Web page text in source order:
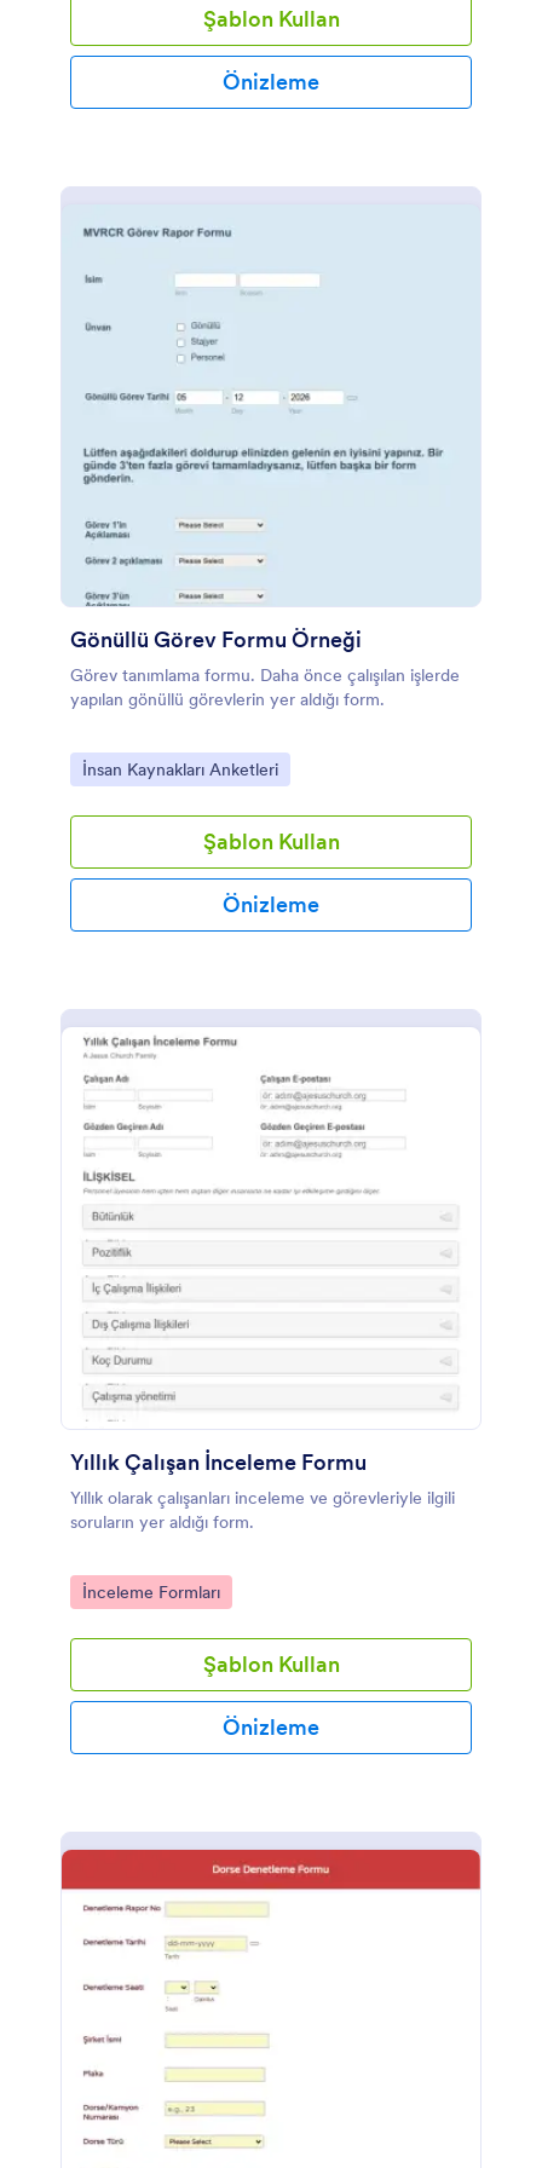
edebilirler.Bu ücretsiz Tesisat Denetimi Kontrol
Listesini ihtiyaçlarınıza göre tamamen
özelleştirebilirsiniz. Kontrol listesi öğelerini
güncelleyebilir veya yenilerini ekleyebilir, logonuzu
Drive veya Dropbox gibi başka uygulamalar
entegrasyonları sayesinde kontrol listesi
olarak senkronize edebilirsiniz. Bu kontrol listesi
doldurulabilir. Şimdi online olun ve Jotform ile işinizi
daha iyi yönetin.
Şablon Kullan
Önizleme
Gönüllü Görev Formu Örneği
Görev tanımlama formu. Daha önce çalışılan işlerde
yapılan gönüllü görevlerin yer aldığı form.
Go to Category:
İnsan Kaynakları Anketleri
Şablon Kullan
Önizleme
Yıllık Çalışan İnceleme Formu
Yıllık olarak çalışanları inceleme ve görevleriyle ilgili
soruların yer aldığı form.
Go to Category:
İnceleme Formları
Şablon Kullan
Önizleme